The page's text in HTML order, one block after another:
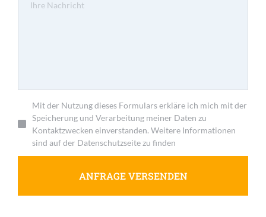
Mit der Nutzung dieses Formulars erkläre ich mich mit der
Speicherung und Verarbeitung meiner Daten zu
Kontaktzwecken einverstanden. Weitere Informationen
sind auf der Datenschutzseite zu finden
ANFRAGE VERSENDEN